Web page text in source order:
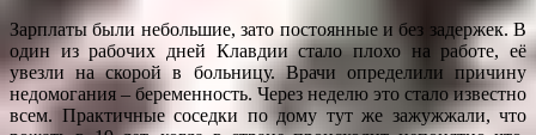
Зарплаты были небольшие, зато постоянные и без задержек. В
один из рабочих дней Клавдии стало плохо на работе, её
увезли на скорой в больницу. Врачи определили причину
недомогания – беременность. Через неделю это стало известно
всем. Практичные соседки по дому тут же зажужжали, что